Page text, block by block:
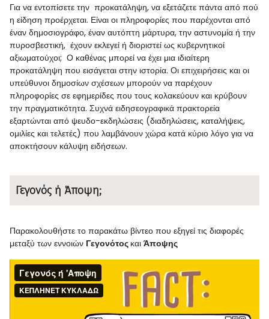
Για να εντοπίσετε την προκατάληψη, να εξετάζετε πάντα από πού
η είδηση προέρχεται. Είναι οι πληροφορίες που παρέχονται από
έναν δημοσιογράφο, έναν αυτόπτη μάρτυρα, την αστυνομία ή την
πυροσβεστική, έχουν εκλεγεί ή διοριστεί ως κυβερνητικοί
αξιωματούχοι; Ο καθένας μπορεί να έχει μια ιδιαίτερη
προκατάληψη που εισάγεται στην ιστορία. Οι επιχειρήσεις και οι
υπεύθυνοι δημοσίων σχέσεων μπορούν να παρέχουν
πληροφορίες σε εφημερίδες που τους κολακεύουν και κρύβουν
την πραγματικότητα. Συχνά ειδησεογραφικά πρακτορεία
εξαρτώνται από ψευδο-εκδηλώσεις (διαδηλώσεις, καταλήψεις,
ομιλίες και τελετές) που λαμβάνουν χώρα κατά κύριο λόγο για να
αποκτήσουν κάλυψη ειδήσεων.
Γεγονός ή Άποψη;
Παρακολουθήστε το παρακάτω βίντεο που εξηγεί τις διαφορές
μεταξύ των εννοιών Γεγονότος και Άποψης